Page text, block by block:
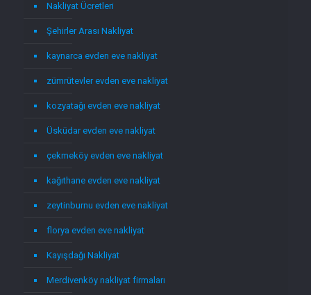
Nakliyat Ücretleri
Şehirler Arası Nakliyat
kaynarca evden eve nakliyat
zümrütevler evden eve nakliyat
kozyatağı evden eve nakliyat
Üsküdar evden eve nakliyat
çekmeköy evden eve nakliyat
kağıthane evden eve nakliyat
zeytinburnu evden eve nakliyat
florya evden eve nakliyat
Kayışdağı Nakliyat
Merdivenköy nakliyat firmaları